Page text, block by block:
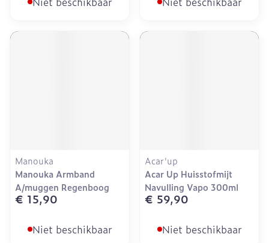
Manouka
Manouka Armband
A/muggen Regenboog
€ 15,90
Niet beschikbaar
Acar'up
Acar Up Huisstofmijt
Navulling Vapo 300ml
€ 59,90
Niet beschikbaar